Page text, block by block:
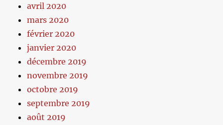
avril 2020
mars 2020
février 2020
janvier 2020
décembre 2019
novembre 2019
octobre 2019
septembre 2019
août 2019